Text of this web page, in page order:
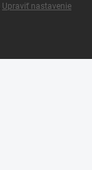
Upraviť nastavenie